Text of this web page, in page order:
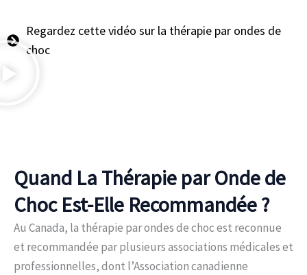
Regardez cette vidéo sur la thérapie par ondes de
choc
Quand La Thérapie par Onde de
Choc Est-Elle Recommandée ?
Au Canada, la thérapie par ondes de choc est reconnue
et recommandée par plusieurs associations médicales et
professionnelles, dont l’Association canadienne